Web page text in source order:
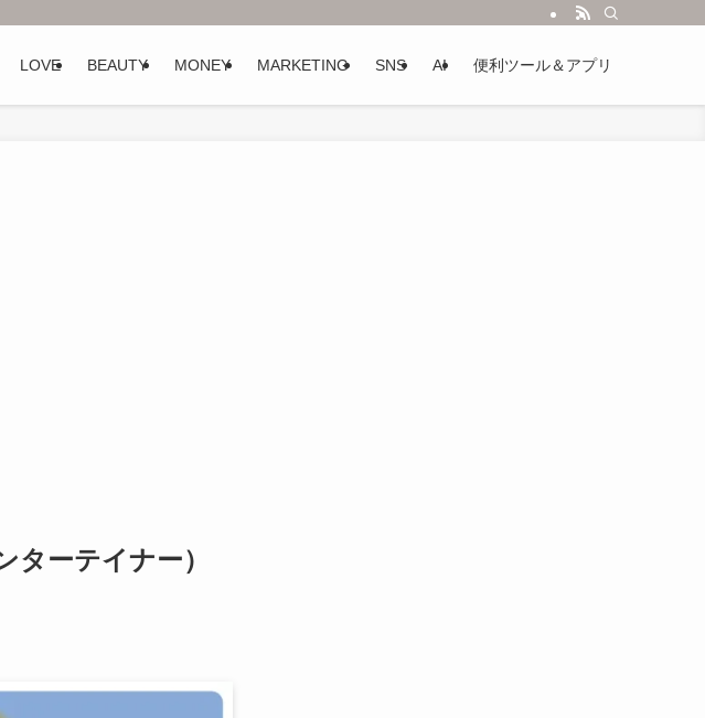
LOVE BEAUTY MONEY MARKETING SNS AI 便利ツール＆アプリ
ーテイナー）